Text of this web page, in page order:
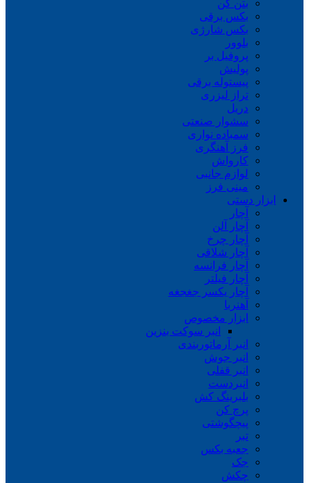
بتن کن
بکس برقی
بکس شارژی
بلوور
پروفیل بر
پولیش
پیستوله برقی
تراز لیزری
دریل
سشوار صنعتی
سمباده نواری
فرز آهنگری
کارواش
لوازم جانبی
مینی فرز
ابزار دستی
آچار
آچار آلن
آچار چرخ
آچار شلاقی
آچار فرانسه
آچار فیلتر
آچار یکسر جغجغه
آهنربا
ابزار مخصوص
انبر سوکت بنزین
انبر آرماتوربندی
انبر جوش
انبر قفلی
انبردست
بلبرینگ کش
پرچ کن
پیچگوشتی
تبر
جعبه بکس
جک
چکش